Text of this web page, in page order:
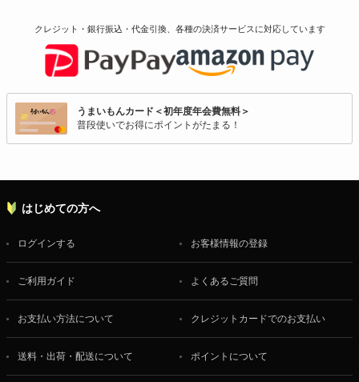
クレジット・銀行振込・代金引換、各種の決済サービスに対応しています
うまいもんカード＜初年度年会費無料＞
普段使いでお得にポイントがたまる！
はじめての方へ
ログインする お客様情報の登録
ご利用ガイド よくあるご質問
お支払い方法について クレジットカードでのお支払い
送料・出荷・配送について ポイントについて